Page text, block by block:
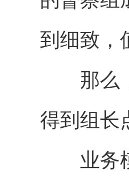
到细致，
那么
得到组长
业务